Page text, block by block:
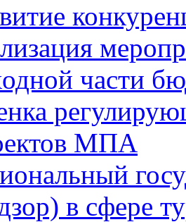
части
МПА
в сфере